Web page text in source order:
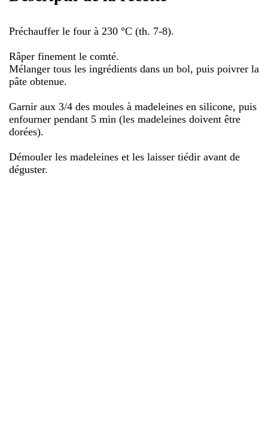
Préchauffer le four à 230 °C (th. 7-8).
Râper finement le comté.
Mélanger tous les ingrédients dans un bol, puis poivrer la
pâte obtenue.
Garnir aux 3/4 des moules à madeleines en silicone, puis
enfourner pendant 5 min (les madeleines doivent être
dorées).
Démouler les madeleines et les laisser tiédir avant de
déguster.